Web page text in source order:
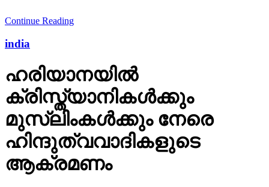
Continue Reading
india
ഹരിയാനയില്‍
ക്രിസ്ത്യാനികള്‍ക്കും
മുസ്‌ലിംകള്‍ക്കും നേരെ
ഹിന്ദുത്വവാദികളുടെ
ആക്രമണം